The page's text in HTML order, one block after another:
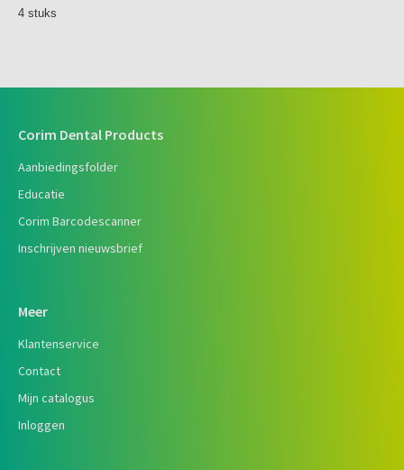
4 stuks
Corim Dental Products
Aanbiedingsfolder
Educatie
Corim Barcodescanner
Inschrijven nieuwsbrief
Meer
Klantenservice
Contact
Mijn catalogus
Inloggen